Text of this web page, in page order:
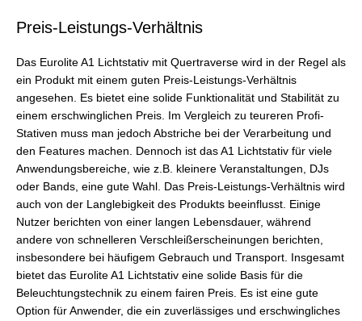
Preis-Leistungs-Verhältnis
Das Eurolite A1 Lichtstativ mit Quertraverse wird in der Regel als
ein Produkt mit einem guten Preis-Leistungs-Verhältnis
angesehen. Es bietet eine solide Funktionalität und Stabilität zu
einem erschwinglichen Preis. Im Vergleich zu teureren Profi-
Stativen muss man jedoch Abstriche bei der Verarbeitung und
den Features machen. Dennoch ist das A1 Lichtstativ für viele
Anwendungsbereiche, wie z.B. kleinere Veranstaltungen, DJs
oder Bands, eine gute Wahl. Das Preis-Leistungs-Verhältnis wird
auch von der Langlebigkeit des Produkts beeinflusst. Einige
Nutzer berichten von einer langen Lebensdauer, während
andere von schnelleren Verschleißerscheinungen berichten,
insbesondere bei häufigem Gebrauch und Transport. Insgesamt
bietet das Eurolite A1 Lichtstativ eine solide Basis für die
Beleuchtungstechnik zu einem fairen Preis. Es ist eine gute
Option für Anwender, die ein zuverlässiges und erschwingliches